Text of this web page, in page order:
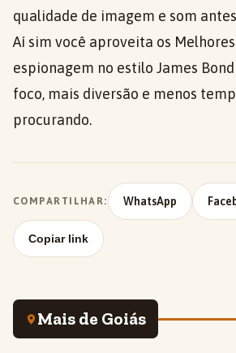
qualidade de imagem e som
Aí sim você aproveita os
espionagem no estilo James
foco, mais diversão e menos
procurando.
COMPARTILHAR: WhatsApp
Copiar link
Mais de Goiás